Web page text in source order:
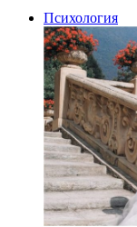
Психология